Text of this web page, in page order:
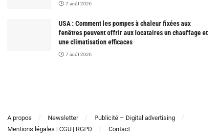
7 août 2026
USA : Comment les pompes à chaleur fixées aux
fenêtres peuvent offrir aux locataires un chauffage et
une climatisation efficaces
7 août 2026
A propos Newsletter
Publicité – Digital advertising
Mentions légales | CGU | RGPD
Contact